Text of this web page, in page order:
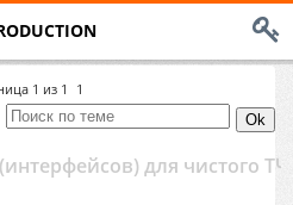
1 из 1 1
для чистого ТЧ